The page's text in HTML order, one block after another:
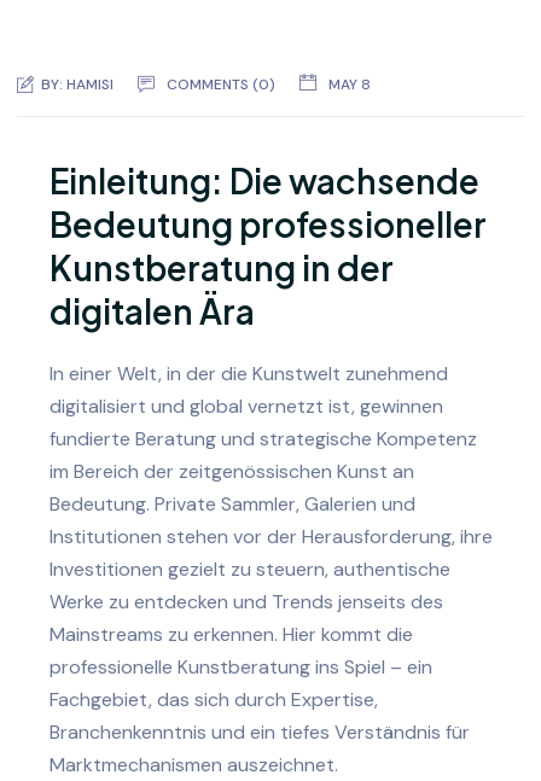
BY: HAMISI COMMENTS (0) MAY 8
Einleitung: Die wachsende
Bedeutung professioneller
Kunstberatung in der
digitalen Ära
In einer Welt, in der die Kunstwelt zunehmend
digitalisiert und global vernetzt ist, gewinnen
fundierte Beratung und strategische Kompetenz
im Bereich der zeitgenössischen Kunst an
Bedeutung. Private Sammler, Galerien und
Institutionen stehen vor der Herausforderung, ihre
Investitionen gezielt zu steuern, authentische
Werke zu entdecken und Trends jenseits des
Mainstreams zu erkennen. Hier kommt die
professionelle Kunstberatung ins Spiel – ein
Fachgebiet, das sich durch Expertise,
Branchenkenntnis und ein tiefes Verständnis für
Marktmechanismen auszeichnet.